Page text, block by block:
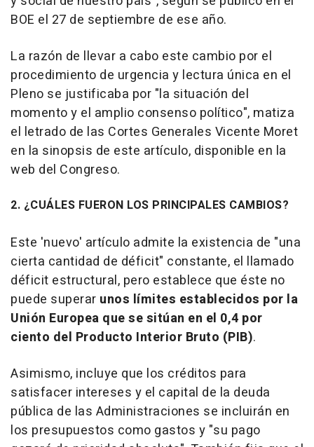
BOE el 27 de septiembre de ese año.
La razón de llevar a cabo este cambio por el
procedimiento de urgencia y lectura única en el
Pleno se justificaba por "la situación del
momento y el amplio consenso político", matiza
el letrado de las Cortes Generales Vicente Moret
en la sinopsis de este artículo, disponible en la
web del Congreso.
2. ¿CUÁLES FUERON LOS PRINCIPALES CAMBIOS?
Este 'nuevo' artículo admite la existencia de "una
cierta cantidad de déficit" constante, el llamado
déficit estructural, pero establece que éste no
puede superar unos límites establecidos por la
Unión Europea que se sitúan en el 0,4 por
ciento del Producto Interior Bruto (PIB).
Asimismo, incluye que los créditos para
satisfacer intereses y el capital de la deuda
pública de las Administraciones se incluirán en
los presupuestos como gastos y "su pago